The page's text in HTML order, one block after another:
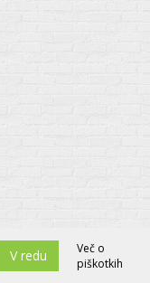
V redu
Več o
piškotkih